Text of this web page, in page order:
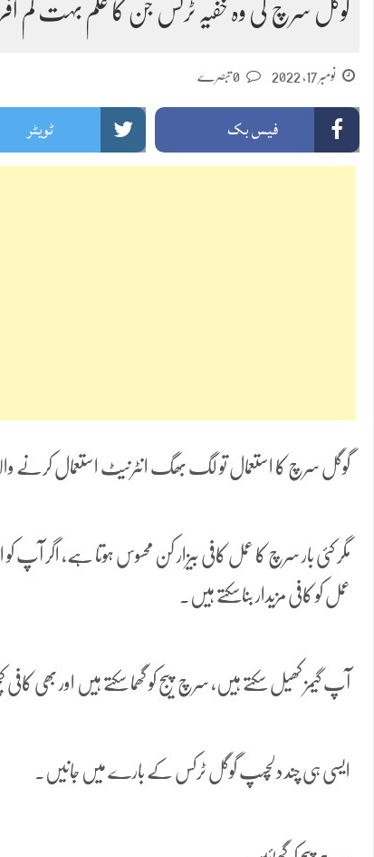
گوگل سرچ کی وہ خفیہ ٹرکس جن کا علم بہت کم
نومبر 17, 2022 0 تبصرے
فیس بک ٹویٹر
گوگل سرچ کا استعمال تو لگ بھگ انٹرنیٹ استعمال کرنے
مگر کئی بار سرچ کا عمل کافی بیزار کن محسوس ہوتا ہے، اگر آپ
عمل کو کافی مزیدار بناسکتے ہیں۔
آپ گیمز کھیل سکتے ہیں، سرچ پیج کو گھما سکتے ہیں اور بھی کافی
ایسی ہی چند دلچسپ گوگل ٹرکس کے بارے میں جانیں۔